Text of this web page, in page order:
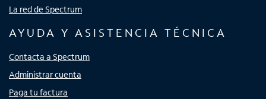
La red de Spectrum
AYUDA Y ASISTENCIA TÉCNICA
Contacta a Spectrum
Administrar cuenta
Paga tu factura